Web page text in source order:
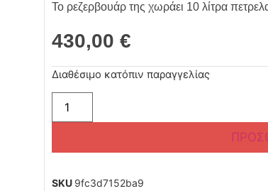
Το ρεζερβουάρ της χωράει 10 λίτρα
430,00 €
Διαθέσιμο κατόπιν παραγγελίας
SKU 9fc3d7152ba9